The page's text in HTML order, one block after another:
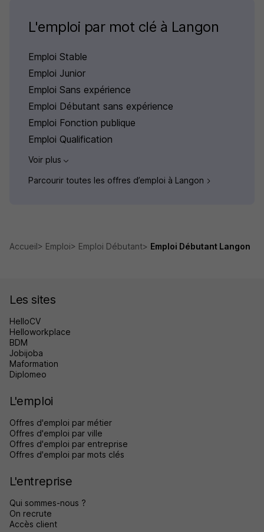
L'emploi par mot clé à Langon
Emploi Stable
Emploi Junior
Emploi Sans expérience
Emploi Débutant sans expérience
Emploi Fonction publique
Emploi Qualification
Voir plus
Parcourir toutes les offres d’emploi à Langon
Accueil Emploi Emploi Débutant Emploi Débutant Langon
Les sites
HelloCV
Helloworkplace
BDM
Jobijoba
Maformation
Diplomeo
L'emploi
Offres d'emploi par métier
Offres d'emploi par ville
Offres d'emploi par entreprise
Offres d'emploi par mots clés
L'entreprise
Qui sommes-nous ?
On recrute
Accès client